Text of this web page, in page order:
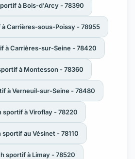
à Bois-d'Arcy - 78390
Carrières-sous-Poissy - 78955
à Carrières-sur-Seine - 78420
à Montesson - 78360
à Verneuil-sur-Seine - 78480
sportif à Viroflay - 78220
sportif au Vésinet - 78110
sportif à Limay - 78520